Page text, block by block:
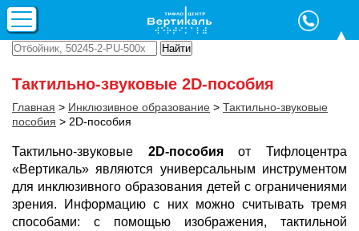
Тактильно-звуковые 2D-пособия
Главная > Инклюзивное образование > Тактильно-звуковые
пособия > 2D-пособия
Тактильно-звуковые 2D-пособияот Тифлоцентра
«Вертикаль» являются универсальным инструментом
для инклюзивного образования детей с ограничениями
зрения. Информацию с них можно считывать тремя
способами: с помощью изображения, тактильной